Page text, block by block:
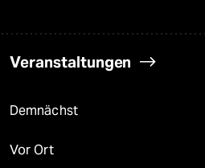
Veranstaltungen
Demnächst
Vor Ort